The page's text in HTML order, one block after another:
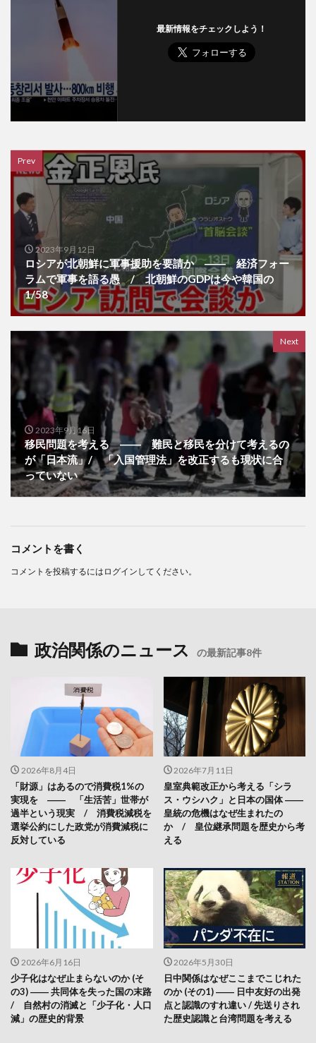
最新情報をチェックしよう！
Prev
2023年9月12日
ロシアが北朝鮮に軍事援助を要請か ―― 経済フォー
ラムで軍事を語る愚 / 北朝鮮のGDPは今や韓国の
1/58
Next
2023年9月16日
移民問題を考える ―― 難民と移民を分けて考えるの
が「日本流」/ 「入国管理法」を改正するも現状に合
っていない
コメントを書く
コメントを投稿するには ログイン してください。
政治関係のニュース の最新記事8件
2026年8月4日
「財源」はあるので消費税1%の
実現を ―― 「生活苦」世帯が
過半という現実 / 消費税減税を
選挙公約にした政党が消費減税に
反対している
2026年7月11日
皇室典範改正から考える「シラ
ス・ウシハク」と日本の国体 ――
皇統の危機はなぜ生まれたの
か / 皇位継承問題を歴史から考
える
2026年6月16日
少子化はなぜ止まらないのか (そ
の3) ―― 共同体を失った国の末路
/ 自然村の消滅と「少子化・人口
減」の歴史的背景
2026年5月30日
日中関係はなぜここまでこじれた
のか (その1) ―― 日中友好の出発
点と認識のすれ違い / 先送りされ
た歴史認識と台湾問題を考える